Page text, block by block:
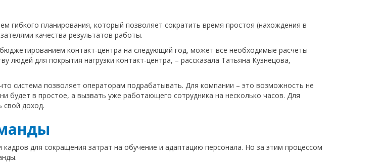
планирования, который позволяет сократить время простоя (нахождения в
качества результатов работы.
контакт-центра на следующий год, может все необходимые расчеты
для покрытия нагрузки контакт-центра, – рассказала Татьяна Кузнецова,
система позволяет операторам подрабатывать. Для компании – это возможность не
будет в простое, а вызвать уже работающего сотрудника на несколько часов. Для
свой доход.
для сокращения затрат на обучение и адаптацию персонала. Но за этим процессом